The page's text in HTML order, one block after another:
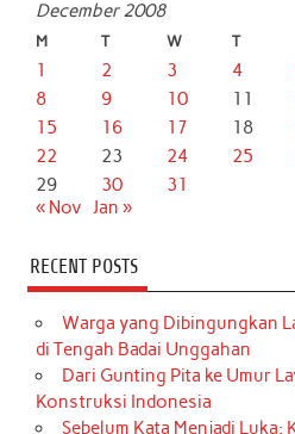
December 2008
M T W T
1 2 3 4
8
9 10 11
15
16 17 18
22
23 24 25
29
30
31
« Nov Jan »
RECENT POSTS
Warga yang Dibingungkan
di Tengah Badai Unggahan
Dari Gunting Pita ke Umur
Konstruksi Indonesia
Sebelum Kata Menjadi Luka: